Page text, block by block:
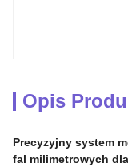
Opis
Precyzyjny system
fal milimetrowych